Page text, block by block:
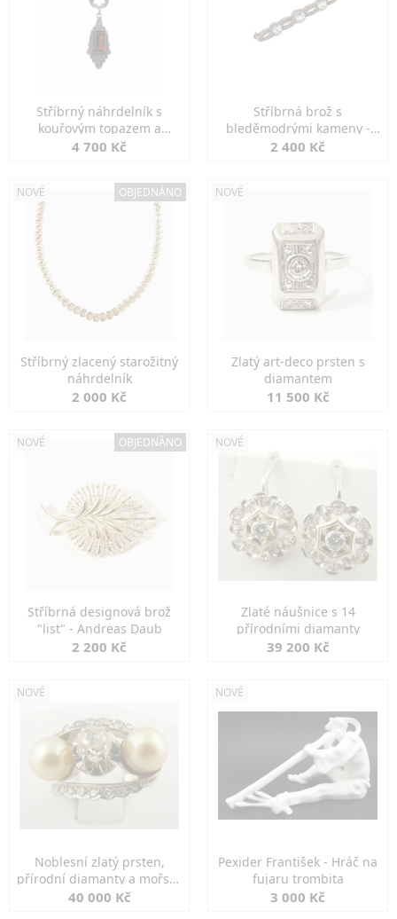
Stříbrný náhrdelník s
kouřovým topazem a
markazity
4 700 Kč
Stříbrná brož s
bleděmodrými kameny -
jemná elegance
2 400 Kč
NOVÉ OBJEDNÁNO
Stříbrný zlacený starožitný
náhrdelník
2 000 Kč
NOVÉ
Zlatý art-deco prsten s
diamantem
11 500 Kč
NOVÉ OBJEDNÁNO
Stříbrná designová brož
"list" - Andreas Daub
2 200 Kč
NOVÉ
Zlaté náušnice s 14
přírodními diamanty
39 200 Kč
NOVÉ
Noblesní zlatý prsten,
přírodní diamanty a mořské
perly
40 000 Kč
NOVÉ
Pexider František - Hráč na
fujaru trombita
3 000 Kč